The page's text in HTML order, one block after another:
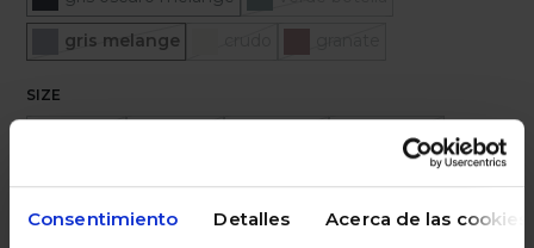
Consentimiento Detalles Acerca de las cookies
gris melange
Seleccionado
SIZE
12/24 meses